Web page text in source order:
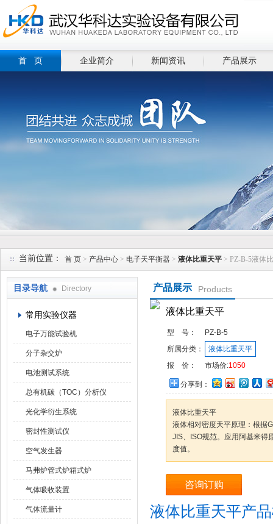
首 页 企业简介 新闻资讯 产品展示
当前位置： 首 页 > 产品中心 > 电子天平衡器 > 液体比重天平 > PZ-B-5液体
目录导航 Directory
常用实验仪器
电子万能试验机
分子杂交炉
电池测试系统
总有机碳（TOC）分析仪
光化学衍生系统
密封性测试仪
空气发生器
马弗炉管式炉箱式炉
气体吸收装置
气体流量计
产品展示 Products
液体比重天平
型 号：
PZ-B-5
所属分类：
液体比重天平
报 价：
市场价:1050
分享到：
液体比重天平
液体相对密度天平原理：根据
JIS、ISO规范。应用阿基米得
度值。
咨询订购
液体比重天平产